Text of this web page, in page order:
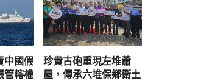
中國假
管轄權
珍貴古砲重現左堆蕭
屋，傳承六堆保鄉衛土